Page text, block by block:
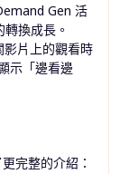
Gen 活
換成長。
片上的觀看時
示「邊看邊
完整的介紹：